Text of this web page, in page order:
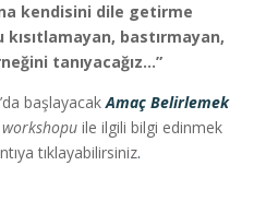
kendisini dile getirme
bastırmayan,
tanıyacağız…”
’da başlayacakAmaç Belirlemek
ile ilgili bilgi edinmek
tıklayabilirsiniz.